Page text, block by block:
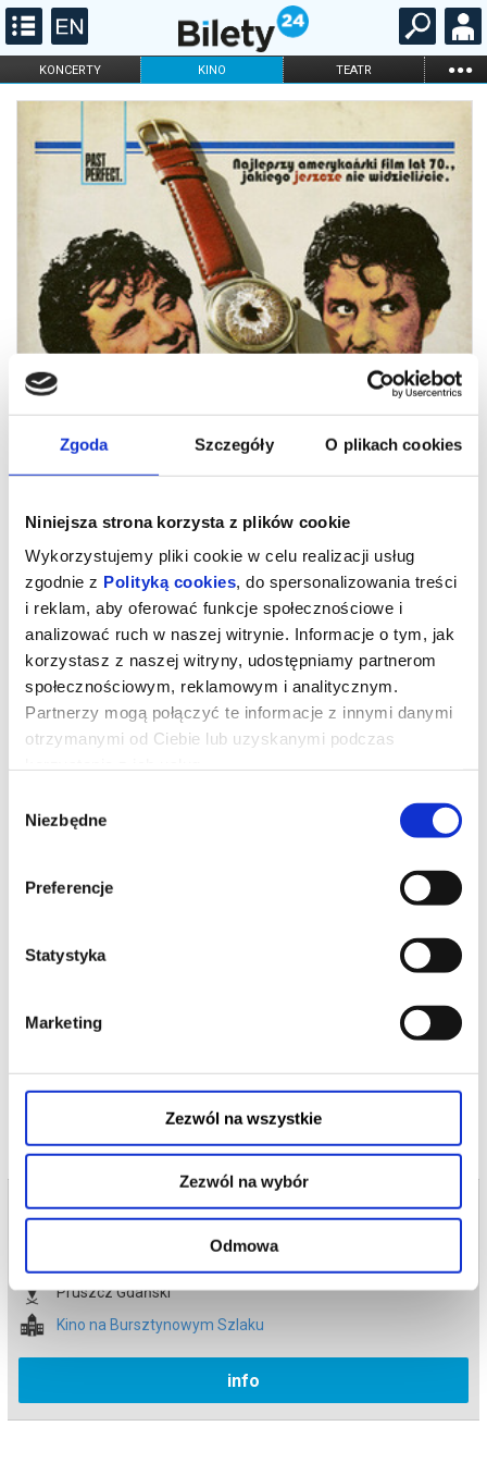
Zgoda Szczegóły O plikach cookies
Niniejsza strona korzysta z plików cookie
Wykorzystujemy pliki cookie w celu realizacji usług
zgodnie z Polityką cookies, do spersonalizowania treści
i reklam, aby oferować funkcje społecznościowe i
analizować ruch w naszej witrynie. Informacje o tym, jak
korzystasz z naszej witryny, udostępniamy partnerom
społecznościowym, reklamowym i analitycznym.
Partnerzy mogą połączyć te informacje z innymi danymi
otrzymanymi od Ciebie lub uzyskanymi podczas
zgody
Niezbędne
Preferencje
Statystyka
Marketing
Zezwól na wszystkie
Zezwól na wybór
Odmowa
KONCERTY KINO TEATR ...
FILHARMONIA OPERA I BALET
STAND-UP
ONLINE
Mikey i Nicky
Nicky jest drobnym cwaniaczkiem, który wpadł w ogromne
tarapaty. Szuka go gangster, któremu mężczyzna jest winien duże
pieniądze. Ukrywa się w hotelu, skąd spanikowany dzwoni do
znajdą sposób, jak wyciągnąć Nicky'ego z kłopotów, muszą
zmierzyć się ze swoją przeszłością i zastanowić się nad wartością
przyjaźni.
Bezpieczne zakupy w Bilety24. W przypadku odwołania
podczas zakupu.
Bilety na termin:
28.06.2026 , g. 18:00 (niedziela)
Pruszcz Gdański
Kino na Bursztynowym Szlaku
info